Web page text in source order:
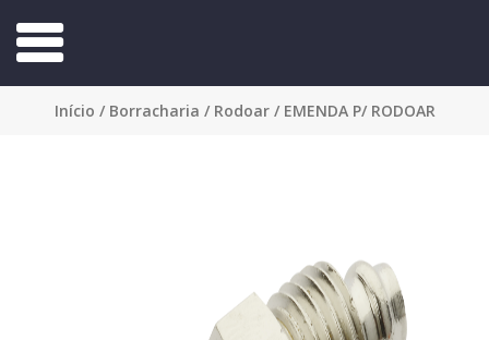
Início / Borracharia / Rodoar/ EMENDA P/ RODOAR